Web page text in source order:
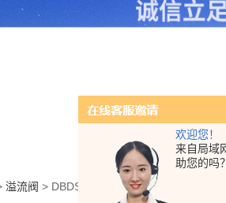
欢迎您！
来自局域
助您的吗？
溢流阀 > DBDS10P1X/400德国Rexroth力士